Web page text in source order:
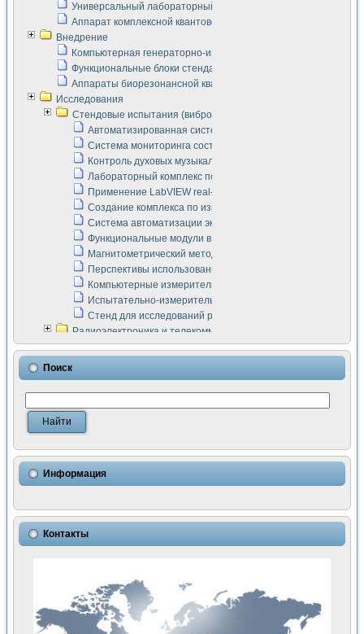
Универсальный лабораторный стенд "Сигнал-USB"
Аппарат комплексной квантовой терапии Интроскан
Внедрение
Компьютерная генераторно-измерительная система
Функциональные блоки стенда "Сигнал-USB"
Аппараты биорезонансной квантовой терапии серии СКАН
Исследования
Стендовые испытания (виброакустика, тензометрия и т.п.)
Автоматизированная система измерения параметров
Система мониторинга состояния тяговых
Контроль духовых музыкальных инструментов
Лабораторный комплекс по исследованию элементной
Применение LabVIEW real-time module для
Создание комплекса по измерению скорости подвижного
Система автоматизации экспериментальных
Функциональные модули в стандарте Nl SCXI для
Магнитометрический метод в дефектоскопии сварных
Перспективы использования машинного зрения в
Компьютерные измерительные системы для
Испытательно-измерительный комплекс аппаратуры для
Стенд для исследований рабочих процессов ДВС в
Радиоэлектроника и телекоммуникации
LabVIEW в расчетах радиолиний систем передачи данных
Аппаратно-программный комплекс для исследования
Виртуальный лабораторный стенд для исследования
Измерение шумовых параметров операционных
Измерительный преобразователь на основе цифровой
Использование NI LabVIEW для математического
Исследовние возможности создания измерителя ВАХ
Математическое моделирование генератора сигналов -
Применение осциллографического модуля с высоким
Симуляция отклика импульсного радиолокационного
Автоматизация формирования уравнений состояния для
Разработка автоматизированного стенда для измерения
Применение среды LabVIEW для построения картины
Портативная система для определения показателей
Использование LabVIEW для управления источником
Поиск
Информация
Контакты